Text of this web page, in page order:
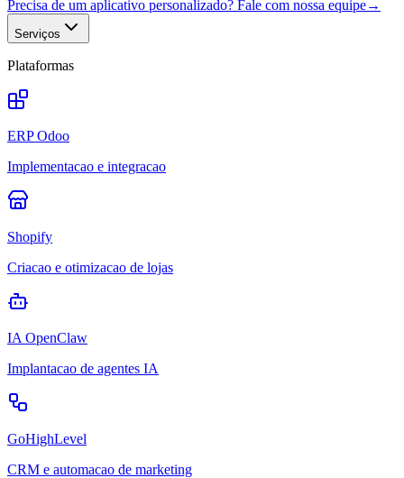
Precisa de um aplicativo personalizado? Fale com nossa equipe→
Serviços
Plataformas
ERP Odoo
Implementacao e integracao
Shopify
Criacao e otimizacao de lojas
IA OpenClaw
Implantacao de agentes IA
GoHighLevel
CRM e automacao de marketing